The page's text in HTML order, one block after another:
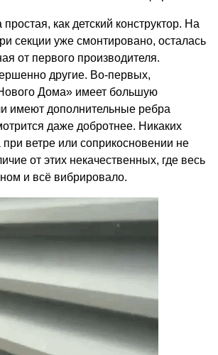
как детский конструктор. На
секции уже смонтировано, осталась
от первого производителя.
другие. Во-первых,
Дома» имеет большую
имеют дополнительные ребра
даже добротнее. Никаких
ветре или соприкосновении не
от этих некачественных, где весь
и всё вибрировало.